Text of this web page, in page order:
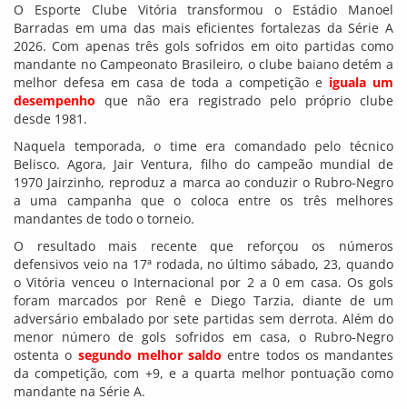
O Esporte Clube Vitória transformou o Estádio Manoel
Barradas em uma das mais eficientes fortalezas da Série A
2026. Com apenas três gols sofridos em oito partidas como
mandante no Campeonato Brasileiro, o clube baiano detém a
melhor defesa em casa de toda a competição e iguala um
desempenho que não era registrado pelo próprio clube
desde 1981.
Naquela temporada, o time era comandado pelo técnico
Belisco. Agora, Jair Ventura, filho do campeão mundial de
1970 Jairzinho, reproduz a marca ao conduzir o Rubro-Negro
a uma campanha que o coloca entre os três melhores
mandantes de todo o torneio.
O resultado mais recente que reforçou os números
defensivos veio na 17ª rodada, no último sábado, 23, quando
o Vitória venceu o Internacional por 2 a 0 em casa. Os gols
foram marcados por Renê e Diego Tarzia, diante de um
adversário embalado por sete partidas sem derrota. Além do
menor número de gols sofridos em casa, o Rubro-Negro
ostenta o segundo melhor saldo entre todos os mandantes
da competição, com +9, e a quarta melhor pontuação como
mandante na Série A.